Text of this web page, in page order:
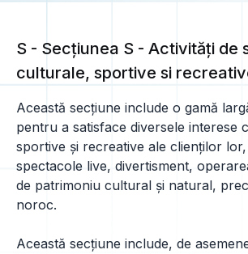
S - Secţiunea S - Activităţi de
culturale, sportive si
Această secțiune include o gamă
pentru a satisface diversele interese
sportive și recreative ale clienților
spectacole live, divertisment,
de patrimoniu cultural și natural,
noroc.
Această secțiune include, de